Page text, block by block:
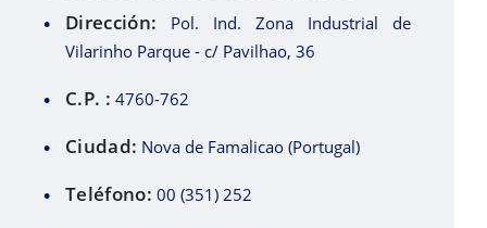
Dirección: Pol. Ind. Zona Industrial de
Vilarinho Parque - c/ Pavilhao, 36
C.P. : 4760-762
Ciudad: Nova de Famalicao (Portugal)
Teléfono: 00 (351) 252